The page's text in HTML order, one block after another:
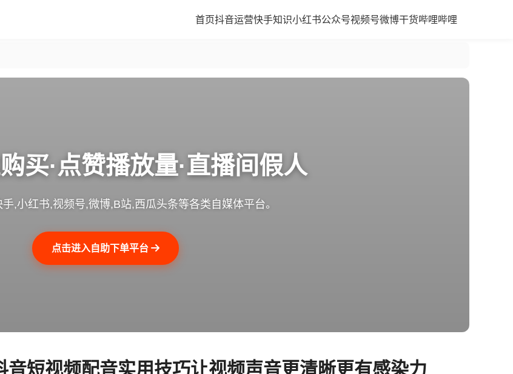
首页抖音运营快手知识小红书公众号视频号微博干货哔哩哔哩
买·点赞播放量·直播间假人
,小红书,视频号,微博,B站,西瓜头条等各类自媒体平台。
点击进入自助下单平台
音短视频配音实用技巧让视频声音更清晰更有感染力